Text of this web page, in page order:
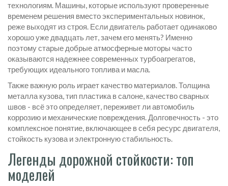
технологиям. Машины, которые используют проверенные
временем решения вместо экспериментальных новинок,
реже выходят из строя. Если двигатель работает одинаково
хорошо уже двадцать лет, зачем его менять? Именно
поэтому старые добрые атмосферные моторы часто
оказываются надежнее современных турбоагрегатов,
требующих идеального топлива и масла.
Также важную роль играет качество материалов. Толщина
металла кузова, тип пластика в салоне, качество сварных
швов - всё это определяет, переживет ли автомобиль
коррозию и механические повреждения. Долговечность - это
комплексное понятие, включающее в себя ресурс двигателя,
стойкость кузова и электронную стабильность.
Легенды дорожной стойкости: топ
моделей